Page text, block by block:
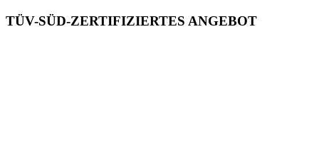
TÜV-SÜD-ZERTIFIZIERTES ANGEBOT